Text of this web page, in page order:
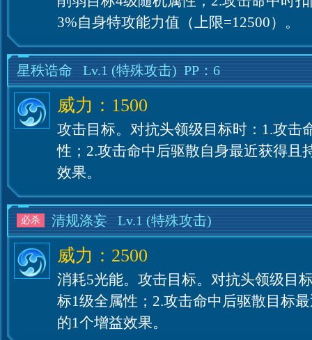
3%自身特攻能力值（上限=12500）。
星秩诰命 Lv.1(特殊攻击) PP：6
威力：1500
攻击目标。对抗头领级目标时：1.攻击
性；2.攻击命中后驱散自身最近获得且
效果。
必杀 清规涤妄 Lv.1(特殊攻击)
威力：2500
消耗5光能。攻击目标。对抗头领级目
标1级全属性；2.攻击命中后驱散目标
的1个增益效果。